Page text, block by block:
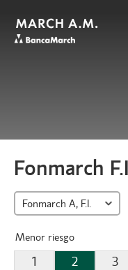
Fonmarch
Menor riesgo
1 2 3